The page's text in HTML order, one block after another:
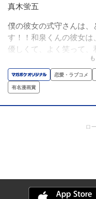
真木蛍五
僕の彼女の式守さんは
す！！和泉くんの彼女は
優しくて、よく笑って
しそう。そんな愛情全
泉くんの言葉や反応ひと
大変身!!Twitterで累計300
話題の尊さ1000％ショー
恋愛・ラブコメ
有名漫画賞
ロ